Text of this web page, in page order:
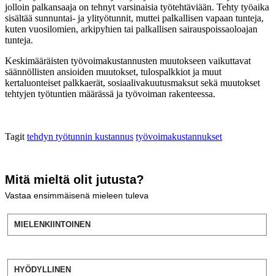
jolloin palkansaaja on tehnyt varsinaisia työtehtäviään. Tehty työaika
sisältää sunnuntai- ja ylityötunnit, muttei palkallisen vapaan tunteja,
kuten vuosilomien, arkipyhien tai palkallisen sairauspoissaoloajan
tunteja.
Keskimääräisten työvoimakustannusten muutokseen vaikuttavat
säännöllisten ansioiden muutokset, tulospalkkiot ja muut
kertaluonteiset palkkaerät, sosiaalivakuutusmaksut sekä muutokset
tehtyjen työtuntien määrässä ja työvoiman rakenteessa.
Tagit tehdyn työtunnin kustannus työvoimakustannukset
Mitä mieltä olit jutusta?
Vastaa ensimmäisenä mieleen tuleva
MIELENKIINTOINEN
HYÖDYLLINEN